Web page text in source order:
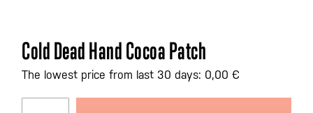
Vai
all'inizio
della
Cold Dead Hand Cocoa Patch
The lowest price from last 30 days: 0,00 €